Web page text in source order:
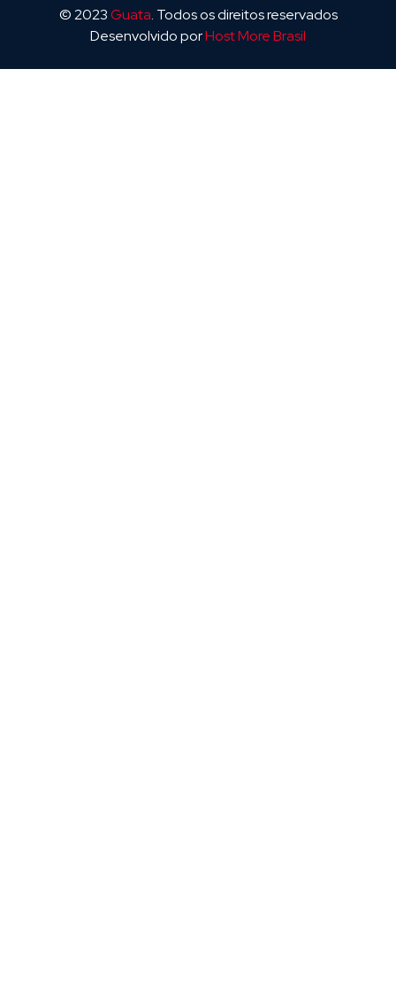
© 2023Guata. Todos os direitos reservados
Desenvolvido porHost More Brasil